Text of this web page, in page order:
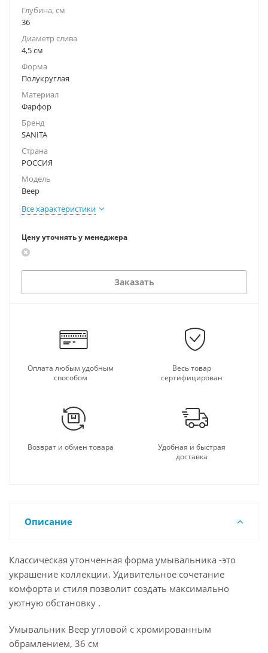
Глубина, см
36
Диаметр слива
4,5 см
Форма
Полукруглая
Материал
Фарфор
Бренд
SANITA
Страна
РОССИЯ
Модель
Веер
Все характеристики
Цену уточнять у менеджера
Заказать
Оплата любым удобным
способом
Весь товар
сертифицирован
Возврат и обмен товара
Удобная и быстрая
доставка
Описание
Классическая утонченная форма умывальника -это
украшение коллекции. Удивительное сочетание
комфорта и стиля позволит создать максимально
уютную обстановку .
Умывальник Веер угловой с хромированным
обрамлением, 36 см